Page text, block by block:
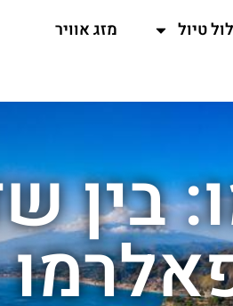
טיול
מזג אוויר
בין